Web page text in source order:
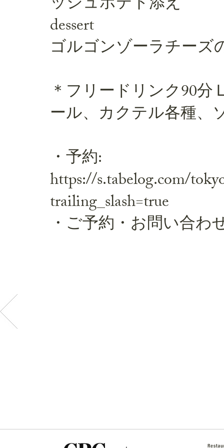
dessert
ゴルゴンゾーラチーズ
＊フリードリンク90
ール、カクテル各種、
・予約:
https://s.tabelog.com/
trailing_slash=true
・ご予約・お問い合わ